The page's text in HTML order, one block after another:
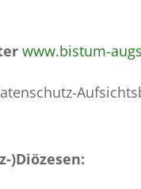
www.bistum-
)Diözesen: